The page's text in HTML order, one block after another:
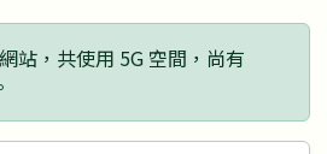
站，共使用 5G 空間，尚有